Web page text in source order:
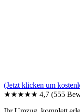
(Jetzt klicken um
★★★★★ 4,7 (555